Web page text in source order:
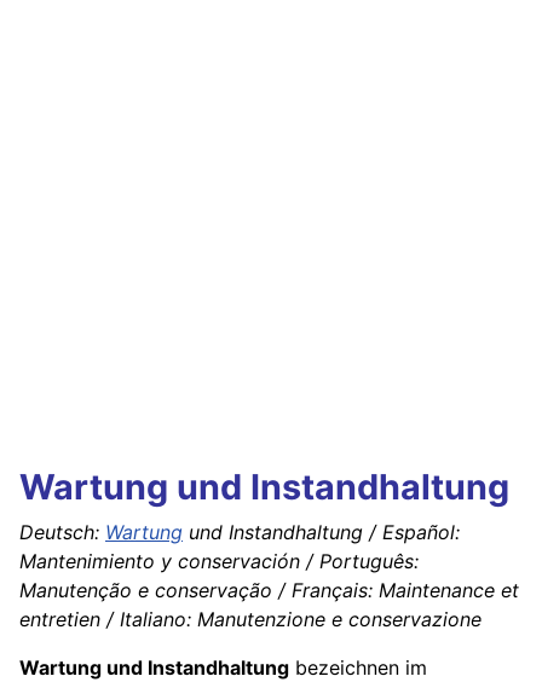
Wartung und Instandhaltung
Deutsch: Wartung und Instandhaltung / Español:
Mantenimiento y conservación / Português:
Manutenção e conservação / Français: Maintenance et
entretien / Italiano: Manutenzione e conservazione
Wartung und Instandhaltung bezeichnen im